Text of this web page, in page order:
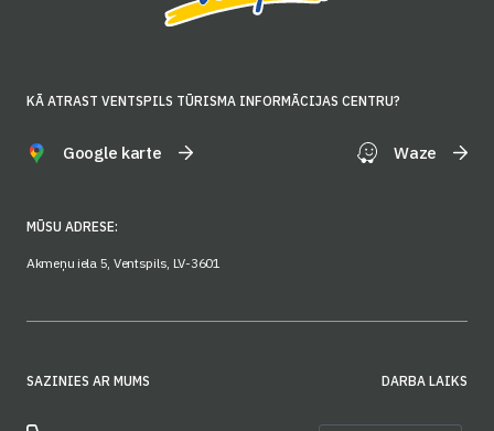
KĀ ATRAST VENTSPILS TŪRISMA INFORMĀCIJAS CENTRU?
Google karte Waze
MŪSU ADRESE:
Akmeņu iela 5, Ventspils, LV-3601
SAZINIES AR MUMS DARBA LAIKS